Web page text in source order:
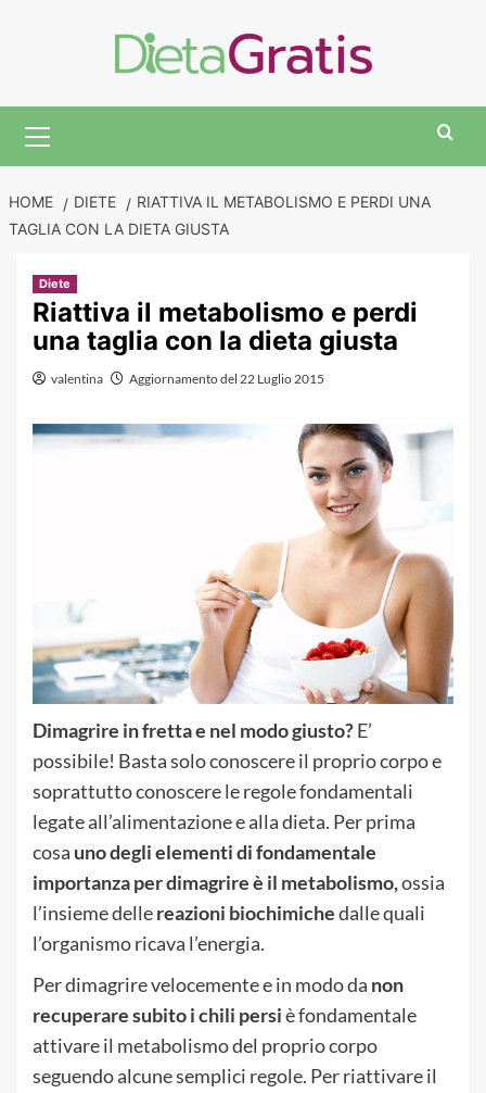
Menu
HOME DIETE
RIATTIVA IL METABOLISMO E PERDI UNA
TAGLIA CON LA DIETA GIUSTA
Diete
Riattiva il metabolismo e perdi
una taglia con la dieta giusta
valentina Aggiornamento del 22 Luglio 2015
Dimagrire in fretta e nel modo giusto?E’
possibile! Basta solo conoscere il proprio corpo e
soprattutto conoscere le regole fondamentali
legate all’alimentazione e alla dieta. Per prima
cosa uno degli elementi di fondamentale
importanza per dimagrire è il metabolismo,ossia
l’insieme dellereazioni biochimichedalle quali
l’organismo ricava l’energia.
Per dimagrire velocemente e in modo da non
recuperare subito i chili persiè fondamentale
attivare il metabolismo del proprio corpo
seguendo alcune semplici regole. Per riattivare il